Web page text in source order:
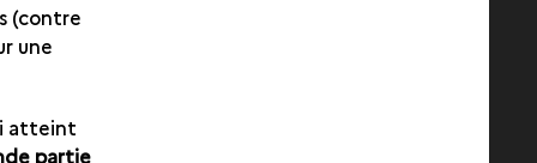
(contre
une
atteint
partie